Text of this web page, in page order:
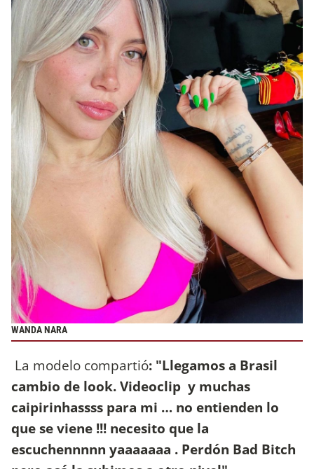
WANDA NARA
La modelo compartió: "Llegamos a Brasil
cambio de look. Videoclip y muchas
caipirinhassss para mi … no entienden lo
que se viene !!! necesito que la
escuchennnnn yaaaaaaa . Perdón Bad Bitch